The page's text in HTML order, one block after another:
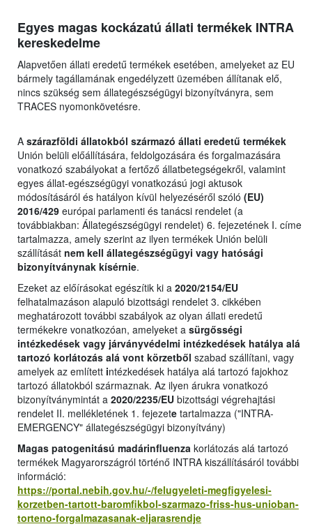
Egyes magas kockázatú állati termékek INTRA
kereskedelme
Alapvetően állati eredetű termékek esetében, amelyeket az EU
bármely tagállamának engedélyzett üzemében állítanak elő,
nincs szükség sem állategészségügyi bizonyítványra, sem
TRACES nyomonkövetésre.
A szárazföldi állatokból származó állati eredetű termékek
Unión belüli előállítására, feldolgozására és forgalmazására
vonatkozó szabályokat a fertőző állatbetegségekről, valamint
egyes állat-egészségügyi vonatkozású jogi aktusok
módosításáról és hatályon kívül helyezéséről szóló (EU)
2016/429 európai parlamenti és tanácsi rendelet (a
továbbiakban: Állategészségügyi rendelet) 6. fejezetének I. címe
tartalmazza, amely szerint az ilyen termékek Unión belüli
szállítását nem kell állategészségügyi vagy hatósági
bizonyítványnak kísérnie.
Ezeket az előírásokat egészítik ki a 2020/2154/EU
felhatalmazáson alapuló bizottsági rendelet 3. cikkében
meghatározott további szabályok az olyan állati eredetű
termékekre vonatkozóan, amelyeket a sürgősségi
intézkedések vagy járványvédelmi intézkedések hatálya alá
tartozó korlátozás alá vont körzetből szabad szállítani, vagy
amelyek az említett intézkedések hatálya alá tartozó fajokhoz
tartozó állatokból származnak. Az ilyen árukra vonatkozó
bizonyítványmintát a 2020/2235/EU bizottsági végrehajtási
rendelet II. mellékletének 1. fejezete tartalmazza ("INTRA-
EMERGENCY" állategészségügyi bizonyítvány)
Magas patogenitású madárinfluenza korlátozás alá tartozó
termékek Magyarországról történő INTRA kiszállításáról további
információ:
https://portal.nebih.gov.hu/-/felugyeleti-megfigyelesi-
korzetben-tartott-baromfikbol-szarmazo-friss-hus-unioban-
torteno-forgalmazasanak-eljarasrendje